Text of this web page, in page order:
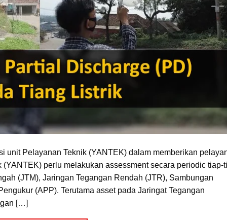
unit Pelayanan Teknik (YANTEK) dalam memberikan
perlu melakukan assessment secara periodic tiap-
(JTM), Jaringan Tegangan Rendah (JTR), Sambungan
(APP). Terutama asset pada Jaringat Tegangan
[…]